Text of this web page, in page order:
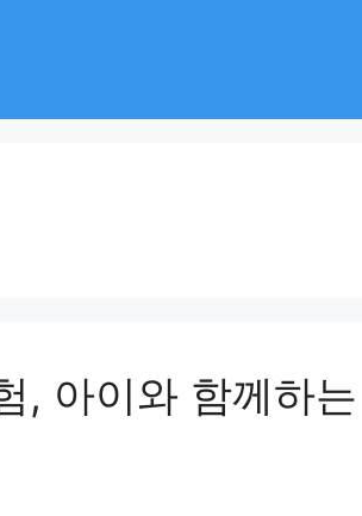
, 아이와 함께하